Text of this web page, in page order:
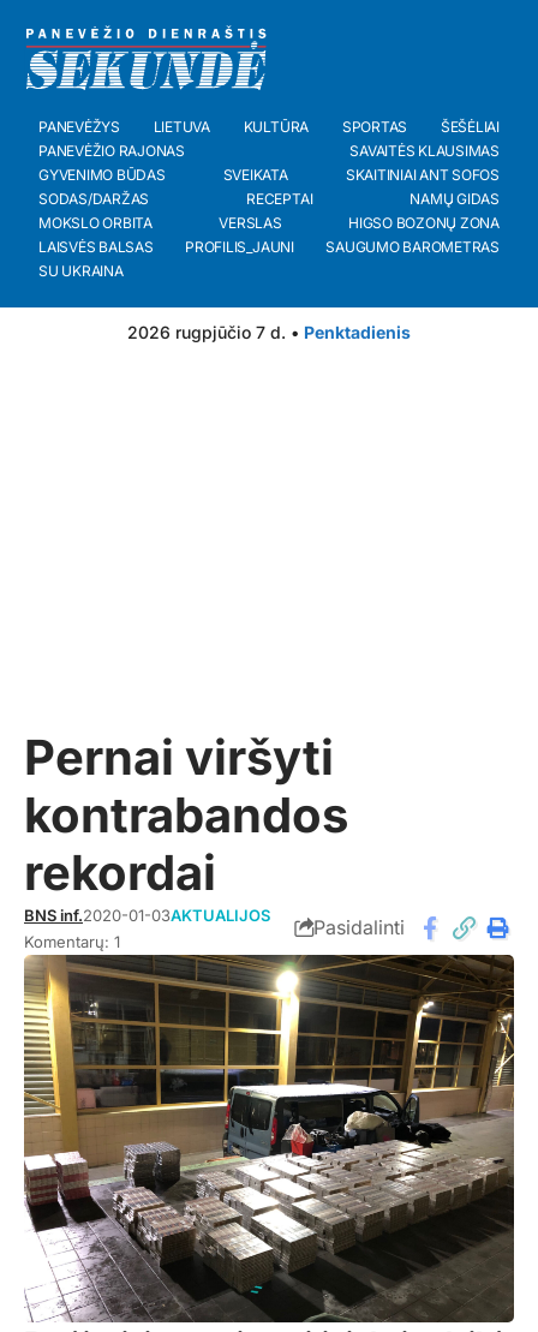
PANEVĖŽYS LIETUVA KULTŪRA SPORTAS
ŠEŠĖLIAI
PANEVĖŽIO RAJONAS
SAVAITĖS KLAUSIMAS
GYVENIMO BŪDAS
SVEIKATA
SKAITINIAI ANT SOFOS
SODAS/DARŽAS
RECEPTAI
NAMŲ GIDAS
MOKSLO ORBITA
VERSLAS
HIGSO BOZONŲ ZONA
LAISVĖS BALSAS
PROFILIS_JAUNI
SAUGUMO BAROMETRAS
SU UKRAINA
2026 rugpjūčio 7 d. • Penktadienis
Pernai viršyti
kontrabandos
rekordai
BNS inf.2020-01-03AKTUALIJOS
Komentarų: 1
Pasidalinti